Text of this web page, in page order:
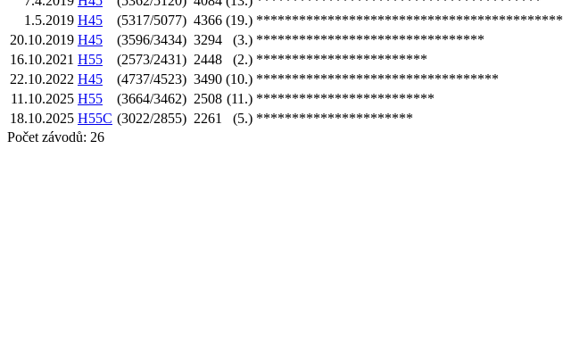
1.5.2019 H45 (5317/5077) 4366 (19.) *******************************************
20.10.2019 H45 (3596/3434) 3294 (3.) ********************************
16.10.2021 H55 (2573/2431) 2448 (2.) ************************
22.10.2022 H45 (4737/4523) 3490 (10.) **********************************
11.10.2025 H55 (3664/3462) 2508 (11.) *************************
18.10.2025 H55C (3022/2855) 2261 (5.) **********************
Počet závodů: 26